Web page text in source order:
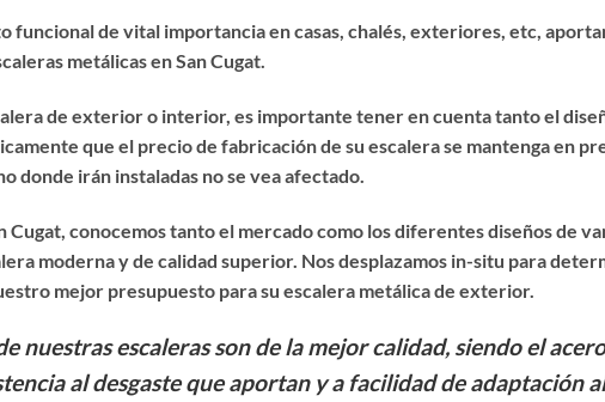
funcional de vital importancia en casas, chalés, exteriores, etc,
metálicas en San Cugat.
de exterior o interior, es importante tener en cuenta tanto el
que el precio de fabricación de su escalera se mantenga en
donde irán instaladas no se vea afectado.
Cugat , conocemos tanto el mercado como los diferentes diseños de
moderna y de calidad superior. Nos desplazamos in-situ para
mejor presupuesto para su escalera metálica de exterior.
nuestras escaleras son de la mejor calidad, siendo el
al desgaste que aportan y a facilidad de adaptación